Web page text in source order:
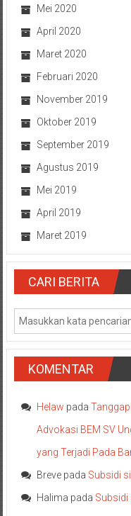
Mei 2020
April 2020
Maret 2020
Februari 2020
November 2019
Oktober 2019
September 2019
Agustus 2019
Mei 2019
April 2019
Maret 2019
CARI BERITA
KOMENTAR
Helaw pada
Advokasi BEM SV
yang Terjadi Pada
Brevepada Subsidi
Halima pada Subsidi